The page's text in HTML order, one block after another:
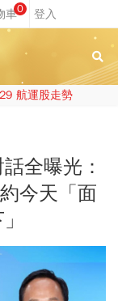
0
航運股走勢
全曝光：
今天「面